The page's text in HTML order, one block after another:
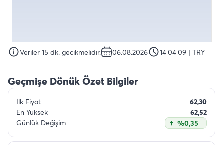
Veriler 15 dk. gecikmelidir. 06.08.2026 14:04:09 | TRY
Geçmişe Dönük Özet Bilgiler
İlk Fiyat
62,30
En Yüksek
62,52
Günlük Değişim
%0,35